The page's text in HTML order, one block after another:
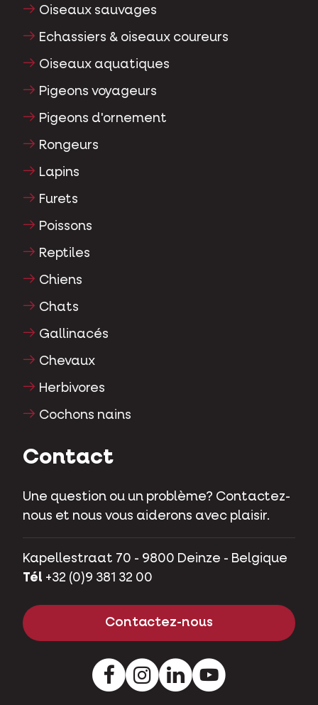
Oiseaux sauvages
Echassiers & oiseaux coureurs
Oiseaux aquatiques
Pigeons voyageurs
Pigeons d'ornement
Rongeurs
Lapins
Furets
Poissons
Reptiles
Chiens
Chats
Gallinacés
Chevaux
Herbivores
Cochons nains
Contact
Une question ou un problème? Contactez-
nous et nous vous aiderons avec plaisir.
Kapellestraat 70 - 9800 Deinze - Belgique
Tél +32 (0)9 381 32 00
Contactez-nous
FacebookInstagramLinkedInYoutube